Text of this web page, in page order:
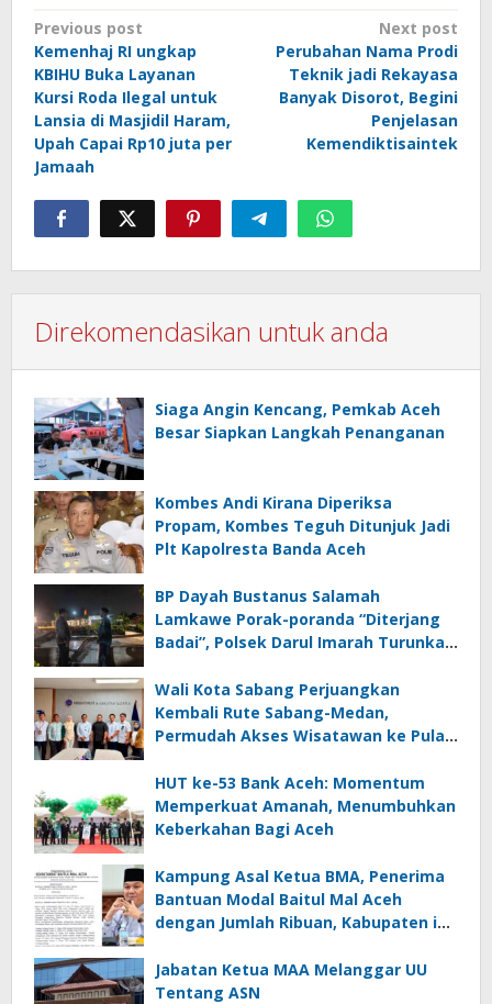
Post
navigation
Previous post
Kemenhaj RI ungkap
KBIHU Buka Layanan
Kursi Roda Ilegal untuk
Lansia di Masjidil Haram,
Upah Capai Rp10 juta per
Jamaah
Next post
Perubahan Nama Prodi
Teknik jadi Rekayasa
Banyak Disorot, Begini
Penjelasan
Kemendiktisaintek
Direkomendasikan untuk anda
Siaga Angin Kencang, Pemkab Aceh
Besar Siapkan Langkah Penanganan
Kombes Andi Kirana Diperiksa
Propam, Kombes Teguh Ditunjuk Jadi
Plt Kapolresta Banda Aceh
BP Dayah Bustanus Salamah
Lamkawe Porak-poranda “Diterjang
Badai”, Polsek Darul Imarah Turunkan
Wali Kota Sabang Perjuangkan
Kembali Rute Sabang-Medan,
Permudah Akses Wisatawan ke Pulau
HUT ke-53 Bank Aceh: Momentum
Memperkuat Amanah, Menumbuhkan
Keberkahan Bagi Aceh
Kampung Asal Ketua BMA, Penerima
Bantuan Modal Baitul Mal Aceh
dengan Jumlah Ribuan, Kabupaten ini
Jabatan Ketua MAA Melanggar UU
Tentang ASN